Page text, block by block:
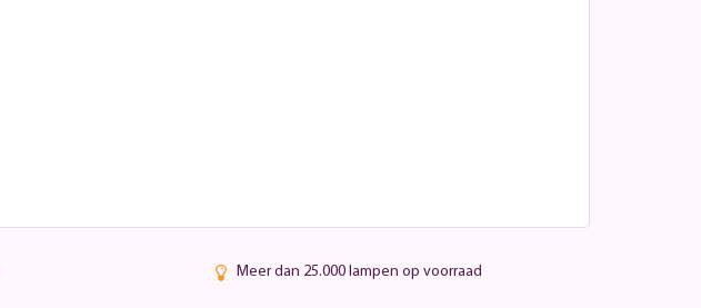
Meer dan 25.000 lampen op voorraad